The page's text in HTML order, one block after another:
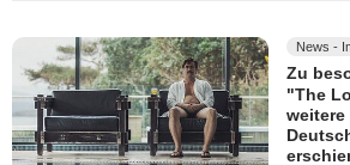
News -
Zu
"The
weitere